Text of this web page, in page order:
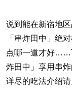
说到能在新宿地
「串炸田中」绝
点哪一道才好……
炸田中」享用串炸
详尽的吃法介绍